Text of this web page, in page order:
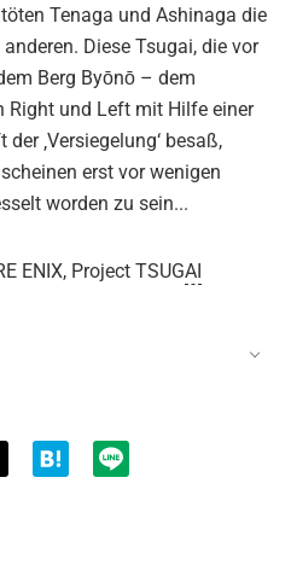
Tenaga und Ashinaga die
Diese Tsugai, die vor
Berg Byōnō – dem
Right und Left mit Hilfe einer
‚Versiegelung‘ besaß,
erst vor wenigen
worden zu sein...
ENIX, Project TSUGAI